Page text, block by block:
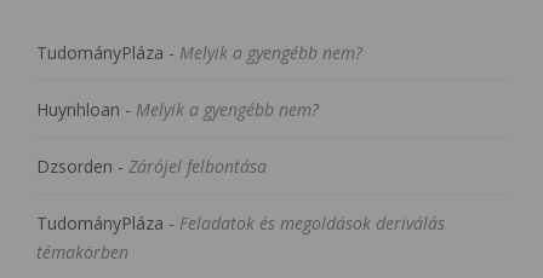
TudományPláza - Melyik a gyengébb nem?
Huynhloan - Melyik a gyengébb nem?
Dzsorden - Zárójel felbontása
TudományPláza - Feladatok és megoldások deriválás
témakörben